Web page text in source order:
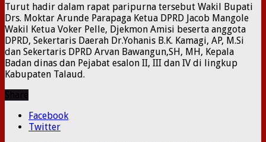
Turut hadir dalam rapat paripurna tersebut Wakil Bupati
Drs. Moktar Arunde Parapaga Ketua DPRD Jacob Mangole
Wakil Ketua Voker Pelle, Djekmon Amisi beserta anggota
DPRD, Sekertaris Daerah Dr.Yohanis B.K. Kamagi, AP, M.Si
dan Sekertaris DPRD Arvan Bawangun,SH, MH, Kepala
Badan dinas dan Pejabat esalon II, III dan IV di lingkup
Kabupaten Talaud.
Facebook
Twitter